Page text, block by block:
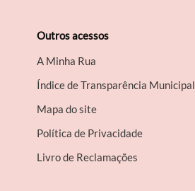
Outros acessos
A Minha Rua
Índice de Transparência Municipal
Mapa do site
Política de Privacidade
Livro de Reclamações